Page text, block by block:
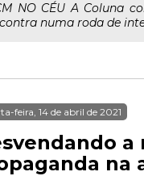
NO CÉU A Coluna
numa roda de
feira, 14 de abril de 2021
na